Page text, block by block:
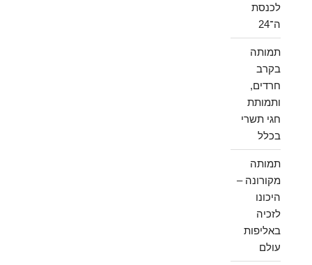
לכנסת
ה־24
תמותה
בקרב
חרדים,
ותמותת
חגי תשרי
בכלל
תמותה
מקורונה –
היכונו
לזכיה
באליפות
עולם